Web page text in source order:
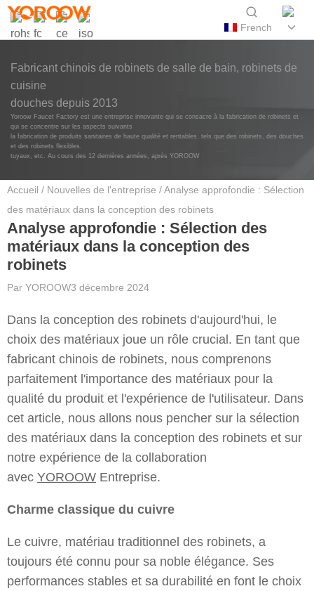
French
Fabricant chinois de robinets de salle de bain, robinets de
cuisine
douches depuis 2013
Yoroow Faucet Factory est une entreprise innovante qui se consacre à la fabrication de robinets et
qui se concentre sur les aspects suivants
la fabrication de produits sanitaires de haute qualité et rentables, tels que des robinets, des douches
et des robinets flexibles.
tuyaux, etc. Au cours des 12 dernières années, après YOROOW
Accueil / Nouvelles de l'entreprise / Analyse approfondie : Sélection
des matériaux dans la conception des robinets
Analyse approfondie : Sélection des
matériaux dans la conception des
robinets
Par YOROOW3 décembre 2024
Dans la conception des robinets d'aujourd'hui, le
choix des matériaux joue un rôle crucial. En tant que
fabricant chinois de robinets, nous comprenons
parfaitement l'importance des matériaux pour la
qualité du produit et l'expérience de l'utilisateur. Dans
cet article, nous allons nous pencher sur la sélection
des matériaux dans la conception des robinets et sur
notre expérience de la collaboration
avec YOROOW Entreprise.
Charme classique du cuivre
Le cuivre, matériau traditionnel des robinets, a
toujours été connu pour sa noble élégance. Ses
performances stables et sa durabilité en font le choix